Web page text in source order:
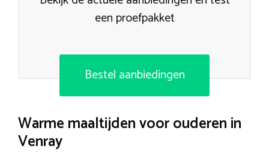
een proefpakket
Bestel aanbiedingen
Warme maaltijden voor ouderen in
Venray